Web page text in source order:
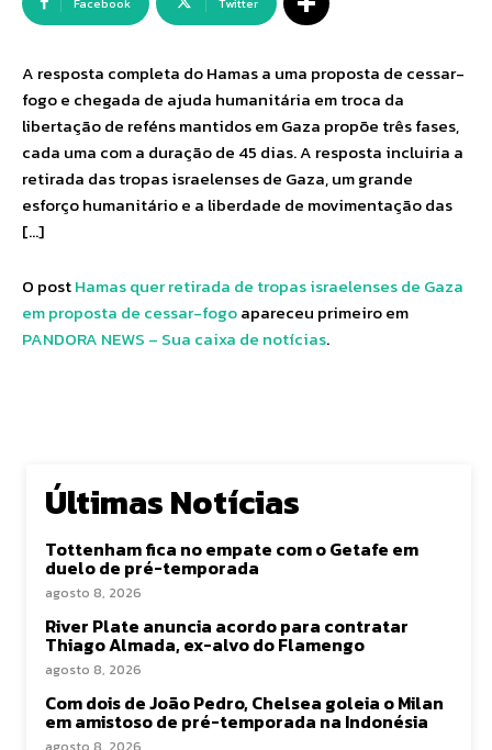
A resposta completa do Hamas a uma proposta de cessar-
fogo e chegada de ajuda humanitária em troca da
libertação de reféns mantidos em Gaza propõe três fases,
cada uma com a duração de 45 dias. A resposta incluiria a
retirada das tropas israelenses de Gaza, um grande
esforço humanitário e a liberdade de movimentação das
[…]
O postHamas quer retirada de tropas israelenses de Gaza
em proposta de cessar-fogoapareceu primeiro em
PANDORA NEWS – Sua caixa de notícias.
Últimas Notícias
Tottenham fica no empate com o Getafe em
duelo de pré-temporada
agosto 8, 2026
River Plate anuncia acordo para contratar
Thiago Almada, ex-alvo do Flamengo
agosto 8, 2026
Com dois de João Pedro, Chelsea goleia o Milan
em amistoso de pré-temporada na Indonésia